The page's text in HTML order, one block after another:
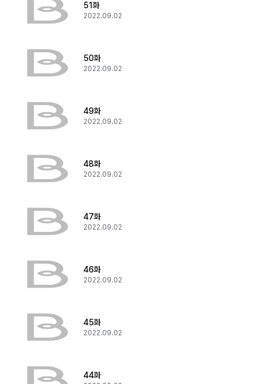
51화
2022.09.02
50화
2022.09.02
49화
2022.09.02
48화
2022.09.02
47화
2022.09.02
46화
2022.09.02
45화
2022.09.02
44화